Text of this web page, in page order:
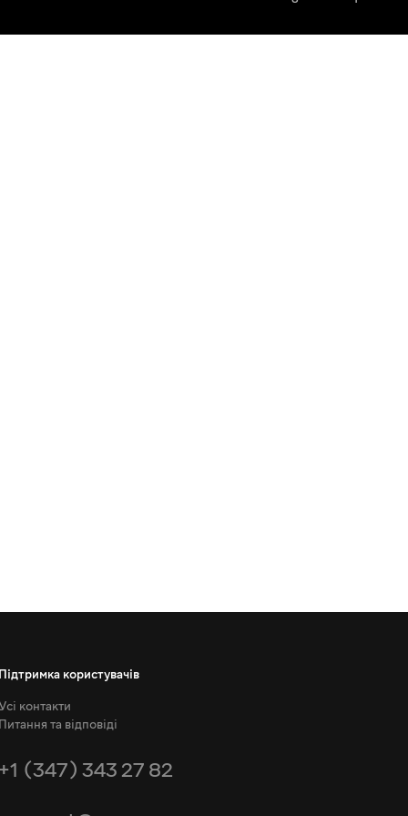
Підтримка користувачів
контакти
Питання та відповіді
+1 (347) 343 27 82